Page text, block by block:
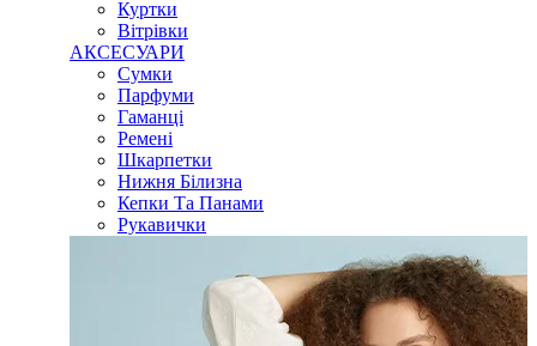
Куртки
Вітрівки
АКСЕСУАРИ
Сумки
Парфуми
Гаманці
Ремені
Шкарпетки
Нижня Білизна
Кепки Та Панами
Рукавички